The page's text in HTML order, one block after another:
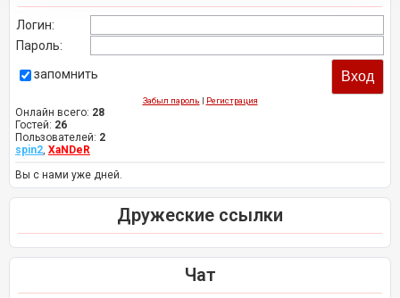
Логин:
Пароль:
запомнить
Забыл пароль | Регистрация
Онлайн всего: 28
Гостей: 26
Пользователей: 2
spin2, XaNDeR
Вы с нами уже дней.
Дружеские ссылки
Чат